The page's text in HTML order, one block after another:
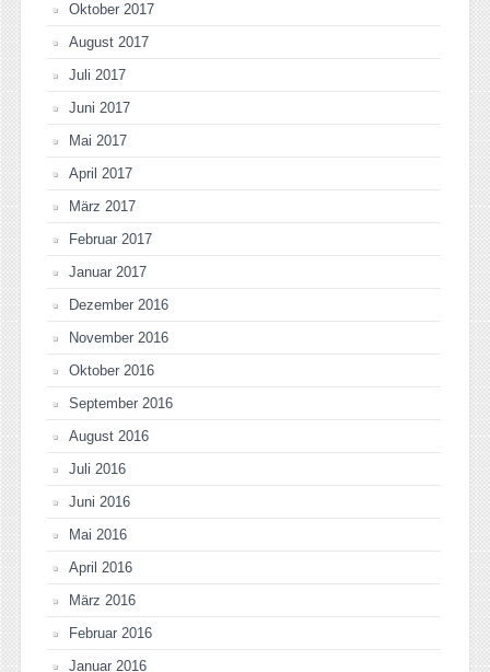
Oktober 2017
August 2017
Juli 2017
Juni 2017
Mai 2017
April 2017
März 2017
Februar 2017
Januar 2017
Dezember 2016
November 2016
Oktober 2016
September 2016
August 2016
Juli 2016
Juni 2016
Mai 2016
April 2016
März 2016
Februar 2016
Januar 2016